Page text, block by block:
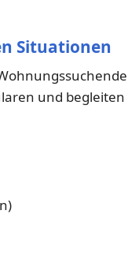
Situationen
und begleiten